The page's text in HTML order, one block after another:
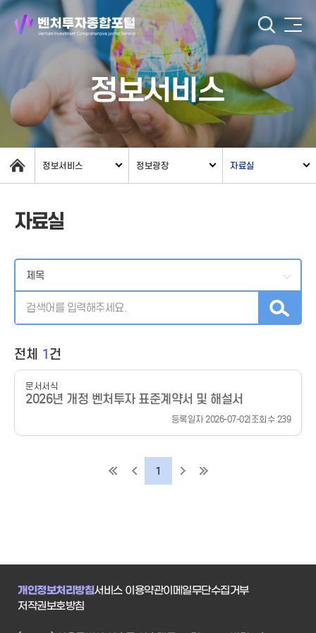
정보서비스
정보서비스 정보광장 자료실
자료실
전체 1건
문서서식
2026년 개정 벤처투자 표준계약서 및 해설서
등록일자 2026-07-02| 조회수 239
1
개인정보처리방침서비스 이용약관이메일무단수집거부
저작권보호방침